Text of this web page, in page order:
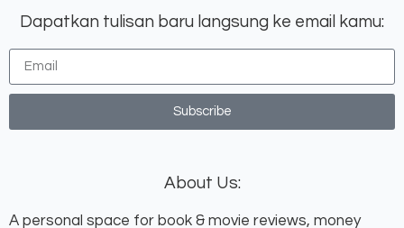
Dapatkan tulisan baru langsung ke email kamu:
Subscribe
About Us:
A personal space for book & movie reviews, money